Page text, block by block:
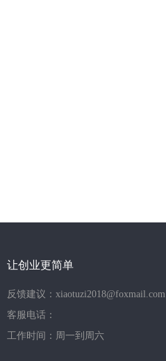
让创业更简单
反馈建议：xiaotuzi2018@foxmail.com
客服电话：
工作时间：周一到周六